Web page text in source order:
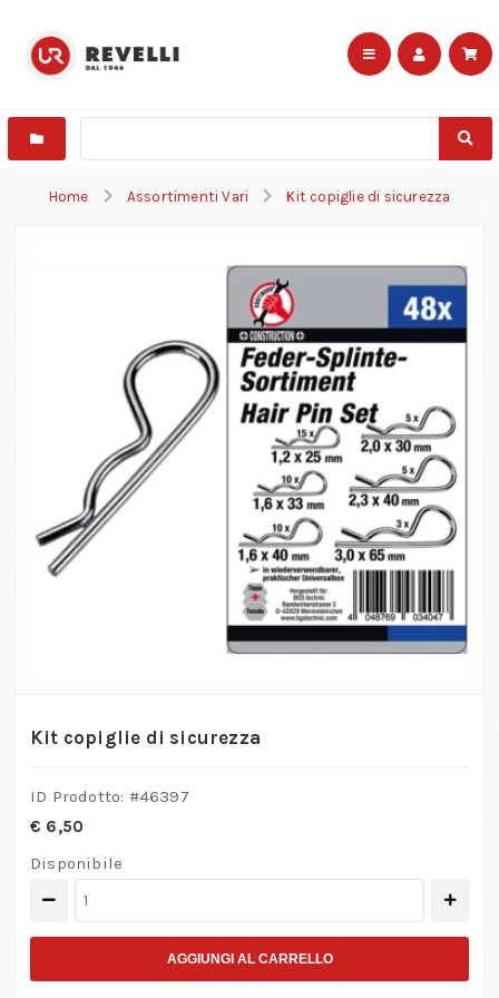
Home Assortimenti Vari Kit copiglie di sicurezza
Kit copiglie di sicurezza
ID Prodotto: #46397
€ 6,50
Disponibile
copiglie
sicurezza
AGGIUNGI AL CARRELLO